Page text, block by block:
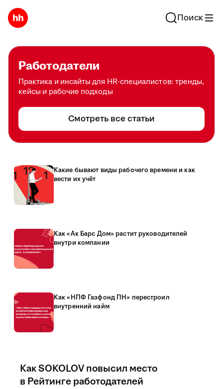
Поиск
Работодатели
Практика и инсайты для HR-специалистов: тренды,
кейсы и рабочие подходы
Смотреть все статьи
Какие бывают виды рабочего времени и как
вести их учёт
Как «Ак Барс Дом» растит руководителей
внутри компании
Как «НПФ Газфонд ПН» перестроил
внутренний найм
Как SOKOLOV повысил место
в Рейтинге работодателей